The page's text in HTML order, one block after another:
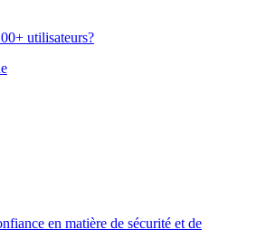
utilisateurs?
en matière de sécurité et de